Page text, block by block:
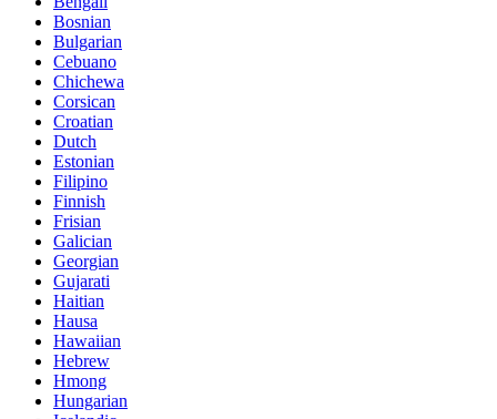
Bosnian
Bulgarian
Cebuano
Chichewa
Corsican
Croatian
Dutch
Estonian
Filipino
Finnish
Frisian
Galician
Georgian
Gujarati
Haitian
Hausa
Hawaiian
Hebrew
Hmong
Hungarian